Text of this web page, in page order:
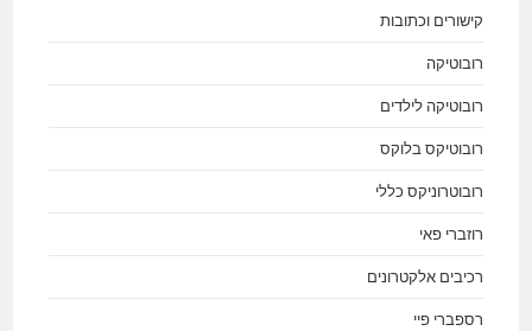
קישורים וכתובות
רובוטיקה
רובוטיקה לילדים
רובוטיקס בלוקס
רובוטרוניקס כללי
רוזברי פאי
רכיבים אלקטרונים
רספברי פיי